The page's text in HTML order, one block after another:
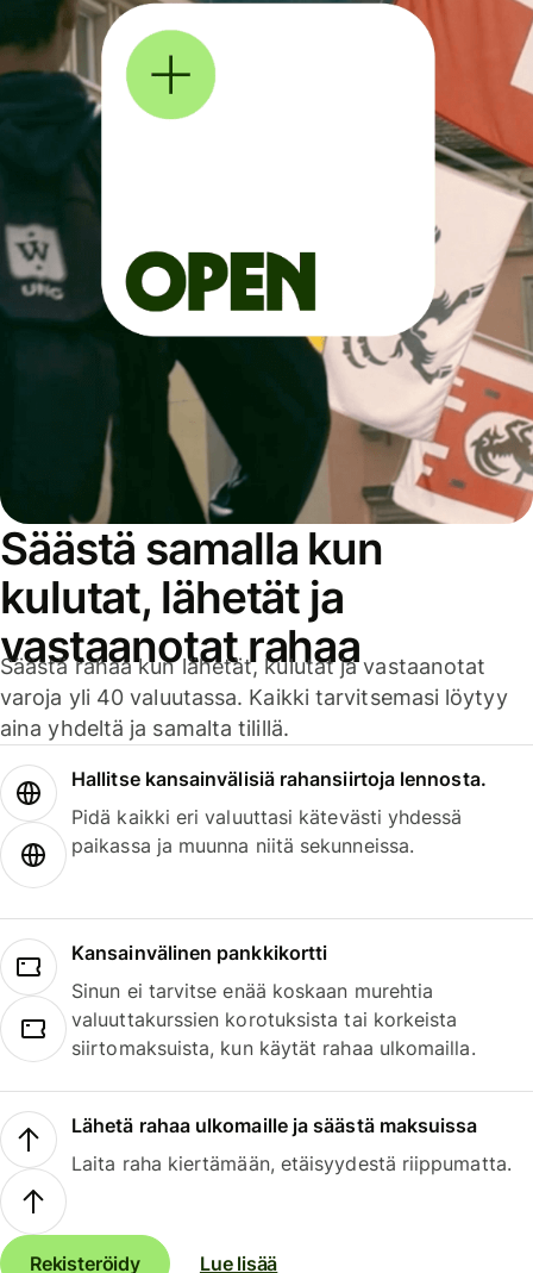
Säästä samalla kun
kulutat, lähetät ja
vastaanotat rahaa
Säästä rahaa kun lähetät, kulutat ja vastaanotat
varoja yli 40 valuutassa. Kaikki tarvitsemasi löytyy
aina yhdeltä ja samalta tilillä.
Hallitse kansainvälisiä rahansiirtoja lennosta.
Pidä kaikki eri valuuttasi kätevästi yhdessä
paikassa ja muunna niitä sekunneissa.
Kansainvälinen pankkikortti
Sinun ei tarvitse enää koskaan murehtia
valuuttakurssien korotuksista tai korkeista
siirtomaksuista, kun käytät rahaa ulkomailla.
Lähetä rahaa ulkomaille ja säästä maksuissa
Laita raha kiertämään, etäisyydestä riippumatta.
Rekisteröidy Lue lisää